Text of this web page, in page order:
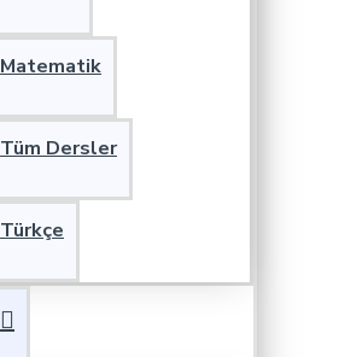
Matematik
Tüm Dersler
Türkçe